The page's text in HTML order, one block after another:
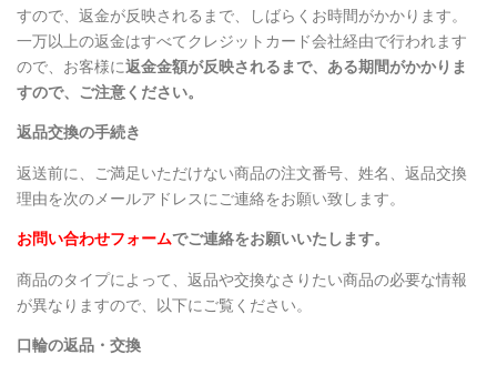
すので、返金が反映されるまで、しばらくお時間がかかります。
一万以上の返金はすべてクレジットカード会社経由で行われます
ので、お客様に返金金額が反映されるまで、ある期間がかかりま
すので、ご注意ください。
返品交換の手続き
返送前に、ご満足いただけない商品の注文番号、姓名、返品交換
理由を次のメールアドレスにご連絡をお願い致します。
お問い合わせフォームでご連絡をお願いいたします。
商品のタイプによって、返品や交換なさりたい商品の必要な情報
が異なりますので、以下にご覧ください。
口輪の返品・交換